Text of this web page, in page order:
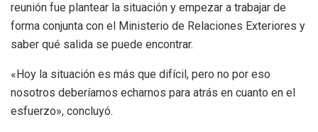
reunión fue plantear la situación y empezar a trabajar de
forma conjunta con el Ministerio de Relaciones Exteriores y
saber qué salida se puede encontrar.
«Hoy la situación es más que difícil, pero no por eso
nosotros deberíamos echarnos para atrás en cuanto en el
esfuerzo», concluyó.